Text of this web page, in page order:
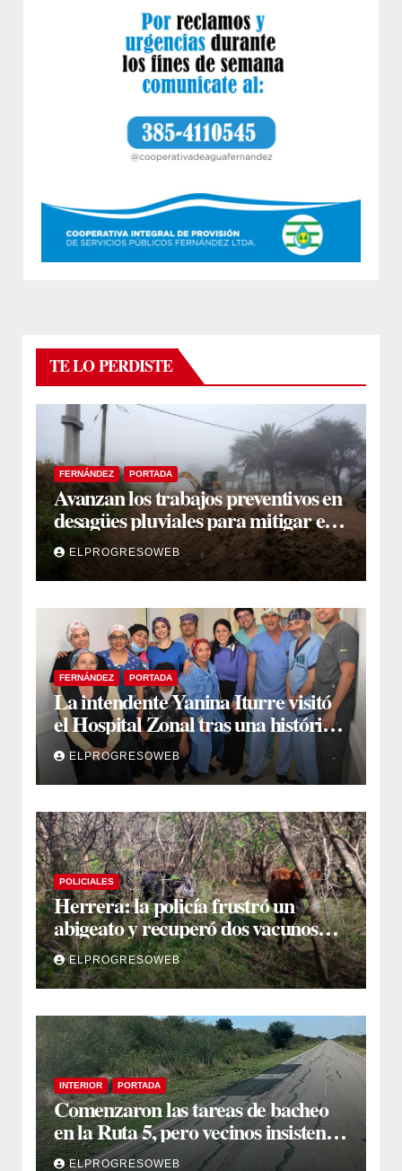
TE LO PERDISTE
FERNÁNDEZ PORTADA
Avanzan los trabajos preventivos en
desagües pluviales para mitigar el
impacto de la temporada de lluvias
ELPROGRESOWEB
FERNÁNDEZ PORTADA
La intendente Yanina Iturre visitó
el Hospital Zonal tras una histórica
jornada de intervenciones
laparoscópicas
ELPROGRESOWEB
POLICIALES
Herrera: la policía frustró un
abigeato y recuperó dos vacunos
ocultos en una zona montuosa
ELPROGRESOWEB
INTERIOR PORTADA
Comenzaron las tareas de bacheo
en la Ruta 5, pero vecinos insisten
en un reclamo integral
ELPROGRESOWEB